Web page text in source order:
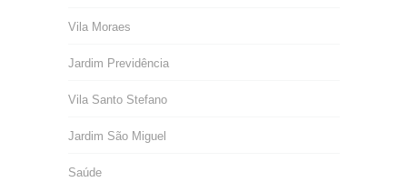
Vila Moraes
Jardim Previdência
Vila Santo Stefano
Jardim São Miguel
Saúde